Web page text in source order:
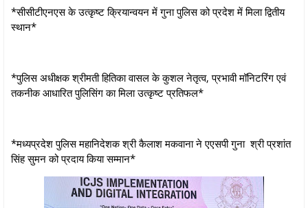
*सीसीटीएनएस के उत्कृष्ट क्रियान्वयन में गुना पुलिस को प्रदेश में मिला द्वितीय
स्थान*
*पुलिस अधीक्षक श्रीमती हितिका वासल के कुशल नेतृत्व, प्रभावी मॉनिटरिंग एवं
तकनीक आधारित पुलिसिंग का मिला उत्कृष्ट प्रतिफल*
*मध्यप्रदेश पुलिस महानिदेशक श्री कैलाश मकवाना ने एएसपी गुना श्री प्रशांत
सिंह सुमन को प्रदाय किया सम्मान*